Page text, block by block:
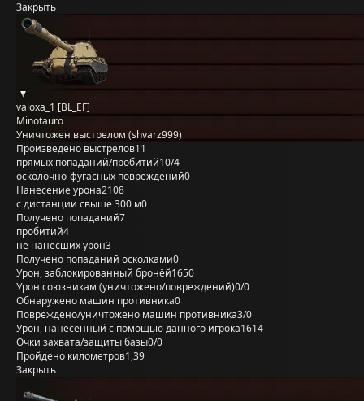
Закрыть
valoxa_1 [BL_EF]
Minotauro
Уничтожен выстрелом (shvarz999)
Произведено выстрелов11
прямых попаданий/пробитий10/4
осколочно-фугасных повреждений0
Нанесение урона2108
с дистанции свыше 300 м0
Получено попаданий7
пробитий4
не нанёсших урон3
Получено попаданий осколками0
Урон, заблокированный бронёй1650
Урон союзникам (уничтожено/повреждений)0/0
Обнаружено машин противника0
Повреждено/уничтожено машин противника3/0
Урон, нанесённый с помощью данного игрока1614
Очки захвата/защиты базы0/0
Пройдено километров1,39
Закрыть